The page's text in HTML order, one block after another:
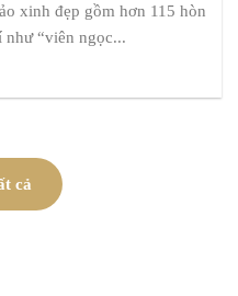
xinh đẹp gồm hơn 115 hòn
“viên ngọc...
cả